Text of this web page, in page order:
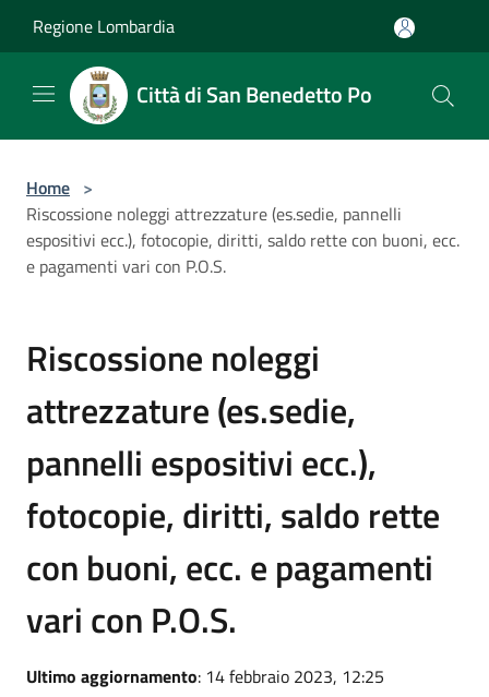
Regione Lombardia
Città di San Benedetto Po
Home >
Riscossione noleggi attrezzature (es.sedie, pannelli
espositivi ecc.), fotocopie, diritti, saldo rette con buoni, ecc.
e pagamenti vari con P.O.S.
Riscossione noleggi
attrezzature (es.sedie,
pannelli espositivi ecc.),
fotocopie, diritti, saldo rette
con buoni, ecc. e pagamenti
vari con P.O.S.
Ultimo aggiornamento: 14 febbraio 2023, 12:25